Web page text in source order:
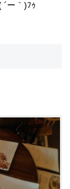
ー｀)ﾌｩ